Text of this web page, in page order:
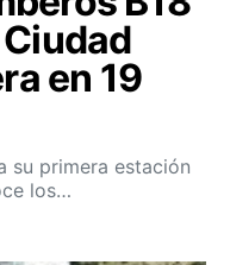
en 19
su primera estación
los…